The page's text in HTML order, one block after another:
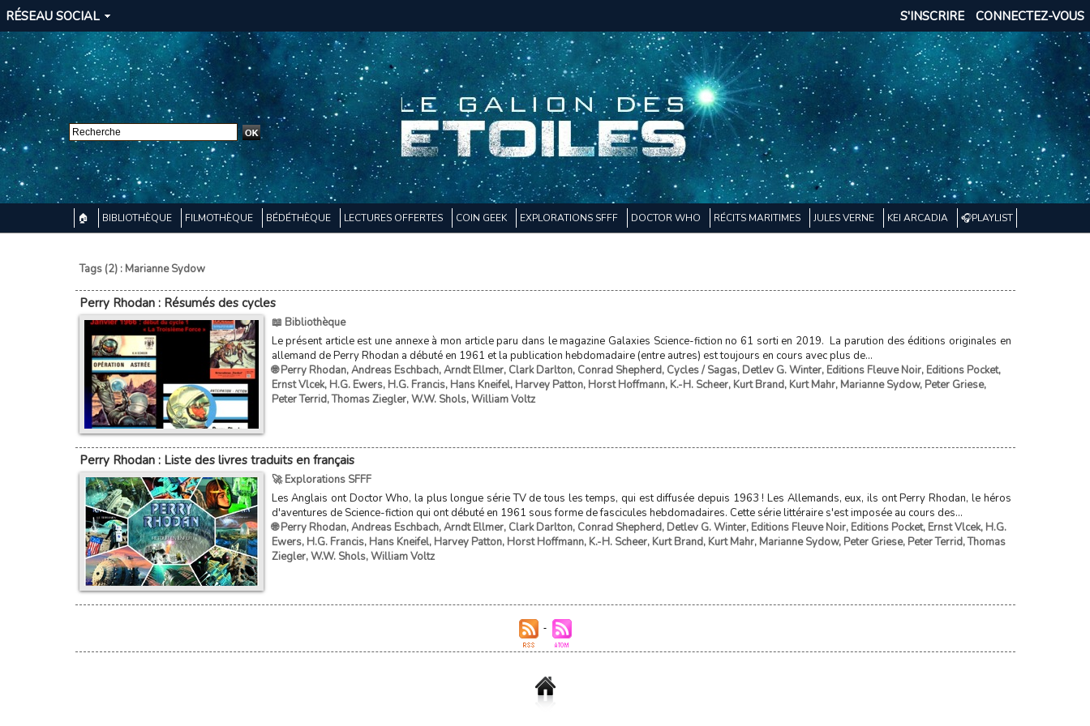
RÉSEAU SOCIAL CONNECTEZ-VOUS
S'INSCRIRE
🏠 BIBLIOTHÈQUE FILMOTHÈQUE BÉDÉTHÈQUE LECTURES OFFERTES COIN GEEK EXPLORATIONS SFFF DOCTOR WHO RÉCITS MARITIMES JULES VERNE KEI ARCADIA 🎧PLAYLIST
Tags (2) : Marianne Sydow
Perry Rhodan : Résumés des cycles
📖 Bibliothèque
Le présent article est une annexe à mon article paru dans le magazine Galaxies Science-fiction no 61 sorti en 2019. La parution des éditions originales en
allemand de Perry Rhodan a débuté en 1961 et la publication hebdomadaire (entre autres) est toujours en cours avec plus de...
🌐 Perry Rhodan,Andreas Eschbach,Arndt Ellmer, Clark Darlton, Conrad Shepherd, Cycles / Sagas, Detlev G. Winter, Editions Fleuve Noir, Editions Pocket,
Ernst Vlcek, H.G. Ewers, H.G. Francis, Hans Kneifel, Harvey Patton, Horst Hoffmann, K.-H. Scheer, Kurt Brand, Kurt Mahr, Marianne Sydow, Peter Griese,
Peter Terrid,Thomas Ziegler,W.W. Shols,William Voltz
Perry Rhodan : Liste des livres traduits en français
🚀 Explorations SFFF
Les Anglais ont Doctor Who, la plus longue série TV de tous les temps, qui est diffusée depuis 1963 ! Les Allemands, eux, ils ont Perry Rhodan, le héros
d'aventures de Science-fiction qui ont débuté en 1961 sous forme de fascicules hebdomadaires. Cette série littéraire s'est imposée au cours des...
🌐 Perry Rhodan,Andreas Eschbach,Arndt Ellmer, Clark Darlton, Conrad Shepherd, Detlev G. Winter, Editions Fleuve Noir, Editions Pocket, Ernst Vlcek, H.G.
Ewers, H.G. Francis, Hans Kneifel, Harvey Patton, Horst Hoffmann, K.-H. Scheer, Kurt Brand, Kurt Mahr, Marianne Sydow, Peter Griese, Peter Terrid,Thomas
Ziegler,W.W. Shols,William Voltz